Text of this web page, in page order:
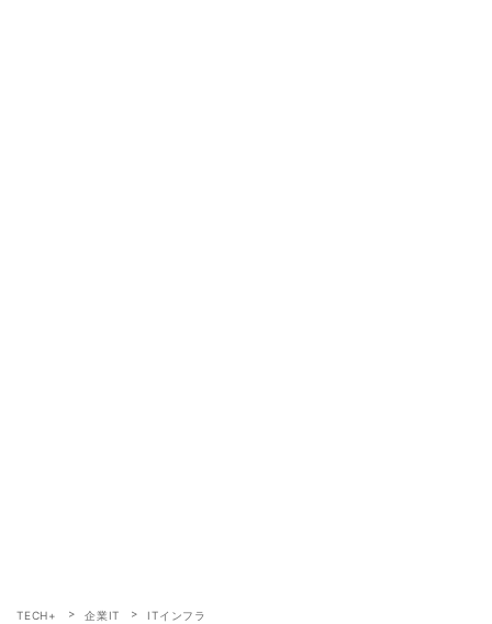
TECH+ 企業IT
ITインフラ